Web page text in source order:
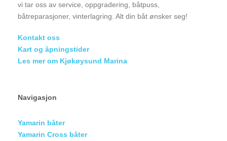
vi tar oss av service, oppgradering, båtpuss,
båtreparasjoner, vinterlagring. Alt din båt ønsker seg!
Kontakt oss
Kart og åpningstider
Les mer om Kjøkøysund Marina
Navigasjon
Yamarin båter
Yamarin Cross båter